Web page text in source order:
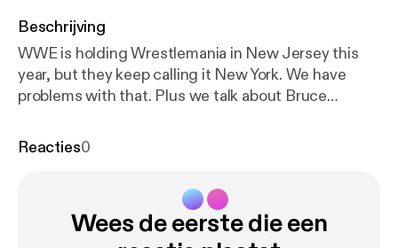
Beschrijving
WWE is holding Wrestlemania in New Jersey this
year, but they keep calling it New York. We have
problems with that. Plus we talk about Bruce
week's Hot Picks: Stugots - Staten Island Summer
Lemon Yellow Hayes. Our opening song is Mr
Reacties0
Wees de eerste die een